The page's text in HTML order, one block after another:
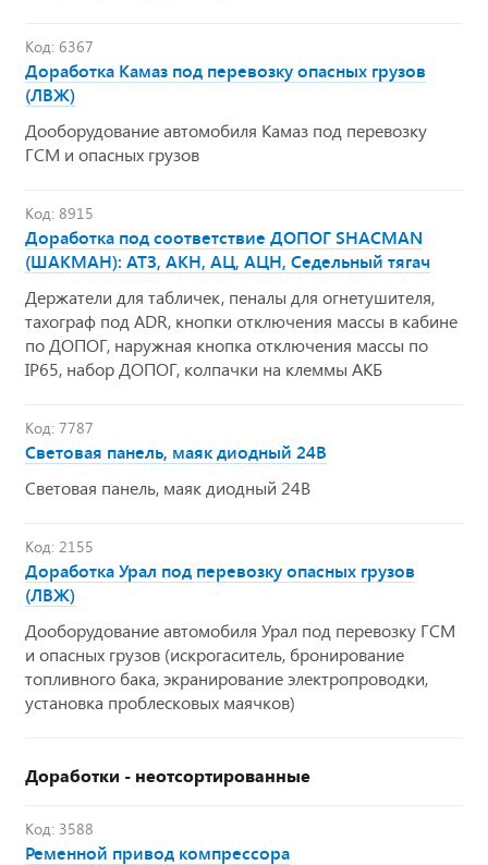
Код: 6367
Доработка Камаз под перевозку опасных грузов
(ЛВЖ)
Дооборудование автомобиля Камаз под перевозку
ГСМ и опасных грузов
Код: 8915
Доработка под соответствие ДОПОГ SHACMAN
(ШАКМАН): АТЗ, АКН, АЦ, АЦН, Седельный тягач
Держатели для табличек, пеналы для огнетушителя,
тахограф под ADR, кнопки отключения массы в кабине
по ДОПОГ, наружная кнопка отключения массы по
IP65, набор ДОПОГ, колпачки на клеммы АКБ
Код: 7787
Световая панель, маяк диодный 24В
Световая панель, маяк диодный 24В
Код: 2155
Доработка Урал под перевозку опасных грузов
(ЛВЖ)
Дооборудование автомобиля Урал под перевозку ГСМ
и опасных грузов (искрогаситель, бронирование
топливного бака, экранирование электропроводки,
установка проблесковых маячков)
Доработки - неотсортированные
Код: 3588
Ременной привод компрессора